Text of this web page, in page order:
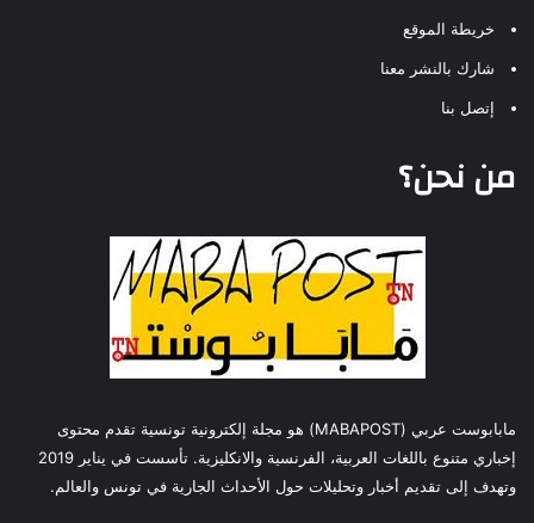
خريطة الموقع
شارك بالنشر معنا
إتصل بنا
من نحن؟
مابابوست عربي (MABAPOST) هو مجلة إلكترونية تونسية تقدم محتوى
إخباري متنوع باللغات العربية، الفرنسية والانكليزية. تأسست في يناير 2019
وتهدف إلى تقديم أخبار وتحليلات حول الأحداث الجارية في تونس والعالم.